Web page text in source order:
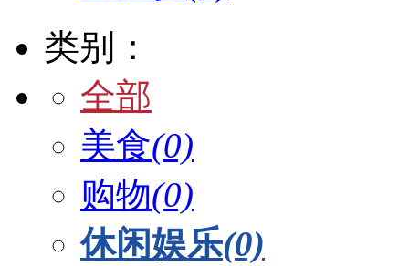
类别：
全部
美食(0)
购物(0)
休闲娱乐(0)